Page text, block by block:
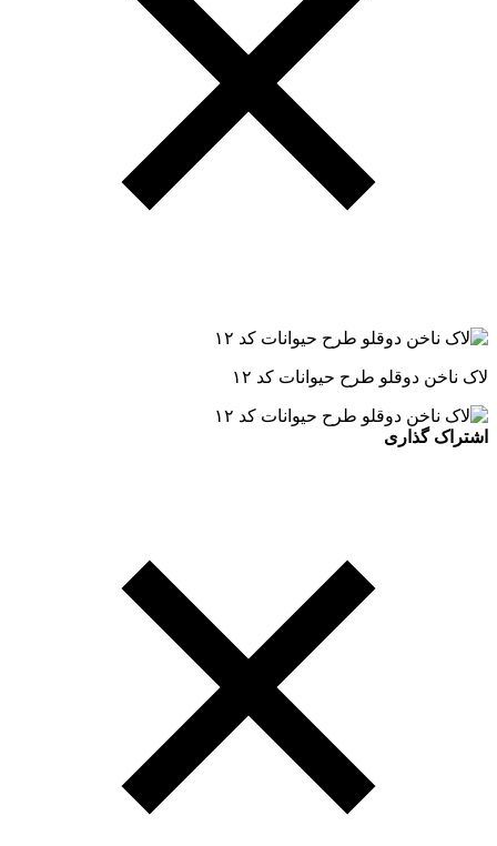
لاک ناخن دوقلو طرح حیوانات کد ۱۲
اشتراک گذاری